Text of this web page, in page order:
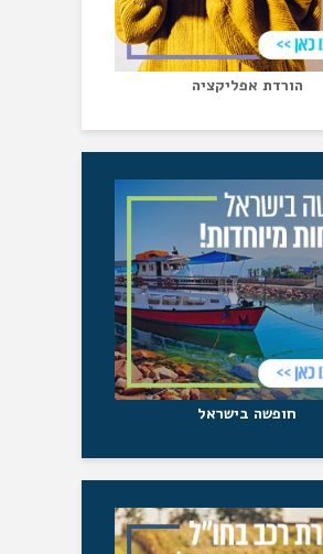
הורדת אפליקציה
חופשה בישראל